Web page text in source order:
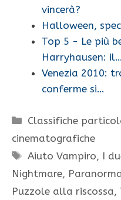
vincerà?
Halloween,
Top 5 - Le più
Harryhausen: il…
Venezia 2010:
conferme si…
Categorie
Classifiche
cinematografiche
Tag
Aiuto Vampiro, I
Nightmare,
Puzzole alla riscossa,